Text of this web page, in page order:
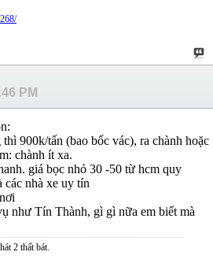
PM
900k/tấn (bao bốc vác), ra chành hoặc
chành ít xa.
giá bọc nhỏ 30 -50 từ hcm quy
các nhà xe uy tín
như Tín Thành, gì gì nữa em biết mà
2 thất bát.